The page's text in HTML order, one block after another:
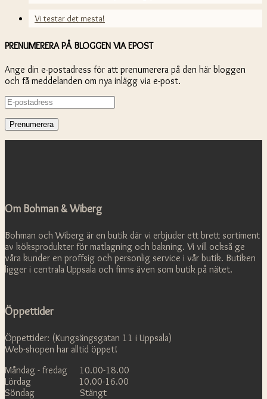
Vi testar det mesta!
PRENUMERERA PÅ BLOGGEN VIA EPOST
Ange din e-postadress för att prenumerera på den här bloggen
och få meddelanden om nya inlägg via e-post.
E-
Om Bohman & Wiberg
Bohman och Wiberg är en butik där vi erbjuder ett brett sortiment
av köksprodukter för matlagning och bakning. Vi vill också ge
våra kunder en proffsig och personlig service i vår butik. Butiken
ligger i centrala Uppsala och finns även som butik på nätet.
Öppettider
Öppettider: (Kungsängsgatan 11 i Uppsala)
Web-shopen har alltid öppet!
Måndag - fredag 10.00-18.00
Lördag 10.00-16.00
Söndag Stängt